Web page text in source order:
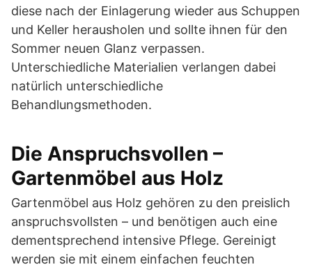
diese nach der Einlagerung wieder aus Schuppen
und Keller herausholen und sollte ihnen für den
Sommer neuen Glanz verpassen.
Unterschiedliche Materialien verlangen dabei
natürlich unterschiedliche
Behandlungsmethoden.
Die Anspruchsvollen –
Gartenmöbel aus Holz
Gartenmöbel aus Holz gehören zu den preislich
anspruchsvollsten – und benötigen auch eine
dementsprechend intensive Pflege. Gereinigt
werden sie mit einem einfachen feuchten